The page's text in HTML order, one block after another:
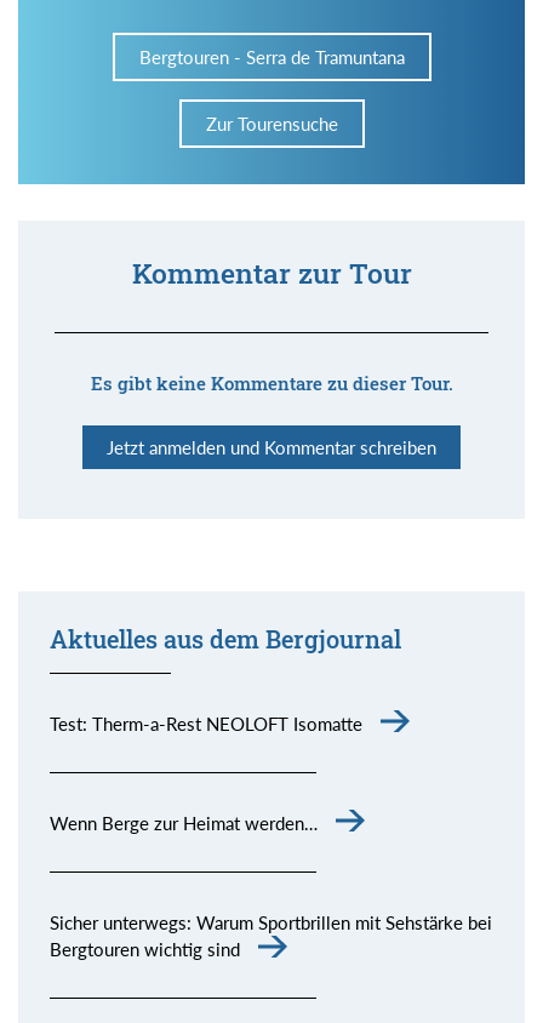
Bergtouren - Serra de Tramuntana
Zur Tourensuche
Kommentar zur Tour
Es gibt keine Kommentare zu dieser Tour.
Jetzt anmelden und Kommentar schreiben
Aktuelles aus dem Bergjournal
Test: Therm-a-Rest NEOLOFT Isomatte
Wenn Berge zur Heimat werden…
Sicher unterwegs: Warum Sportbrillen mit Sehstärke bei
Bergtouren wichtig sind